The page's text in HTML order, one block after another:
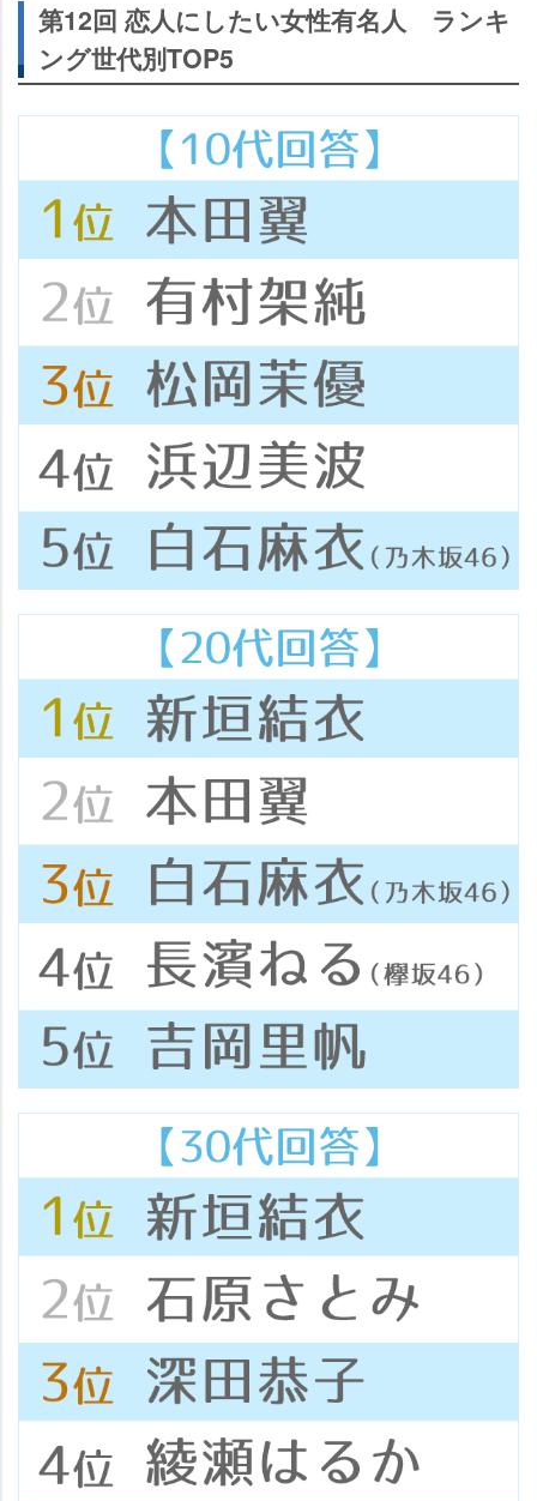
第12回 恋人にしたい女性有名人 ランキ
ング世代別TOP5